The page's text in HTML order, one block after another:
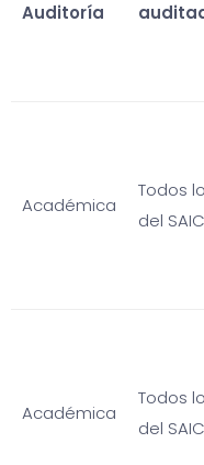
Auditoría
Académica
Todos
del SAIC
Académica
Todos
del SAIC